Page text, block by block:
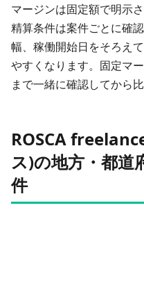
マージンは固定額で明示
精算条件は案件ごとに確
幅、稼働開始日をそろえ
やすくなります。固定マ
まで一緒に確認してから
ROSCA
ス)の地方・都道
件